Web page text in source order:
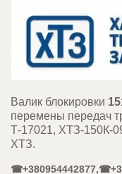
Валик блокировки
перемены передач
Т-17021, ХТЗ-150К-
ХТЗ.